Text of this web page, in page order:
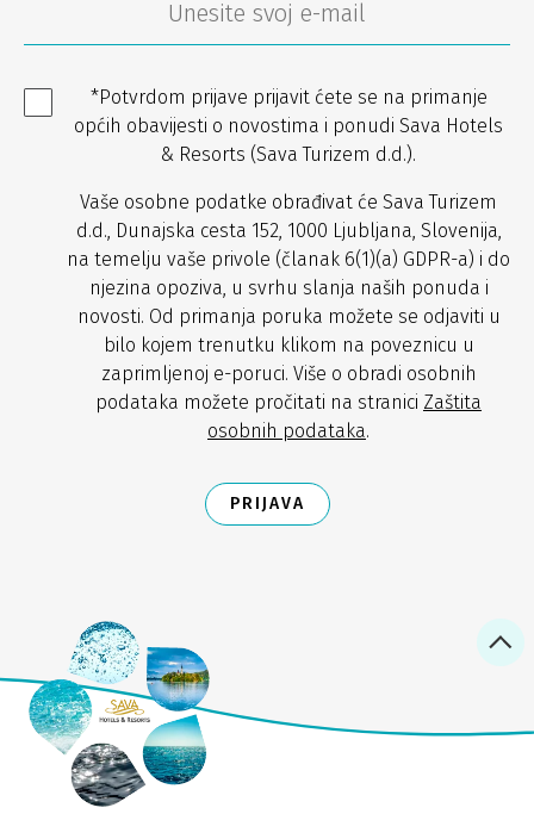
*Potvrdom prijave prijavit ćete se na primanje
općih obavijesti o novostima i ponudi Sava Hotels
& Resorts (Sava Turizem d.d.).
Vaše osobne podatke obrađivat će Sava Turizem
d.d., Dunajska cesta 152, 1000 Ljubljana, Slovenija,
na temelju vaše privole (članak 6(1)(a) GDPR-a) i do
njezina opoziva, u svrhu slanja naših ponuda i
novosti. Od primanja poruka možete se odjaviti u
bilo kojem trenutku klikom na poveznicu u
zaprimljenoj e-poruci. Više o obradi osobnih
podataka možete pročitati na stranici Zaštita
osobnih podataka.
PRIJAVA